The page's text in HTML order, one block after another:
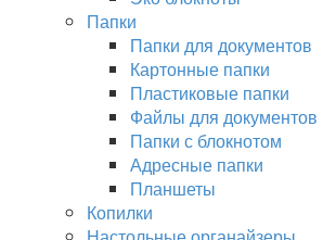
Папки
Папки для документов
Картонные папки
Пластиковые папки
Файлы для документов
Папки с блокнотом
Адресные папки
Планшеты
Копилки